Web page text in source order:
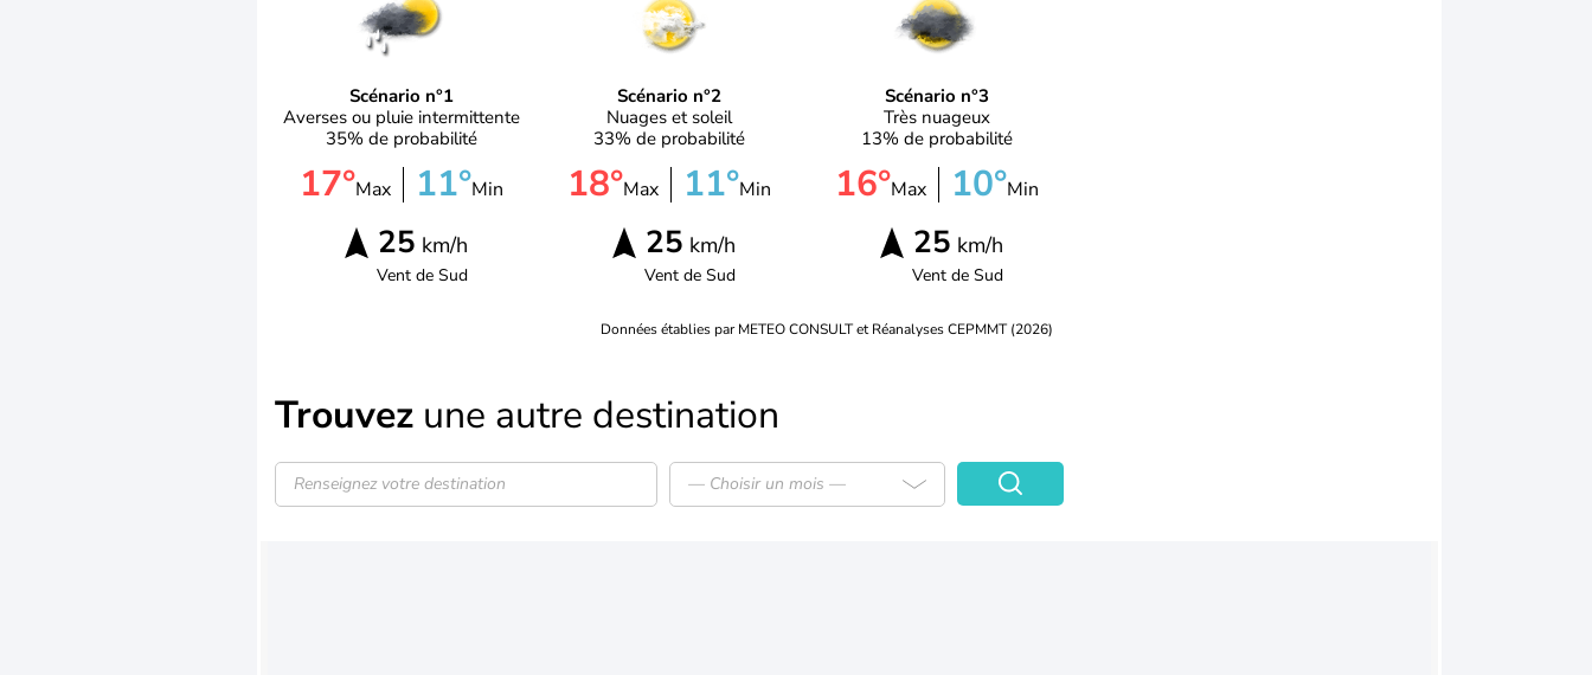
Scénario n°1
Averses ou pluie intermittente
35% de probabilité
17°Max 11°Min
25 km/h
Vent deSud
Scénario n°2
Nuages et soleil
33% de probabilité
18°Max 11°Min
25 km/h
Vent deSud
Scénario n°3
Très nuageux
13% de probabilité
16°Max 10°Min
25 km/h
Vent deSud
Données établies par METEO CONSULT et Réanalyses CEPMMT (2026)
Trouvez une autre destination
— Choisir un mois —